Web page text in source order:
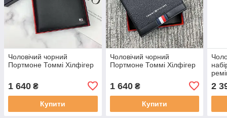
Чоловічий чорний
Портмоне Томмі Хілфігер
1 640 ₴
Купити
Чоловічий чорний
Портмоне Томмі Хілфігер
1 640₴
Купити
2